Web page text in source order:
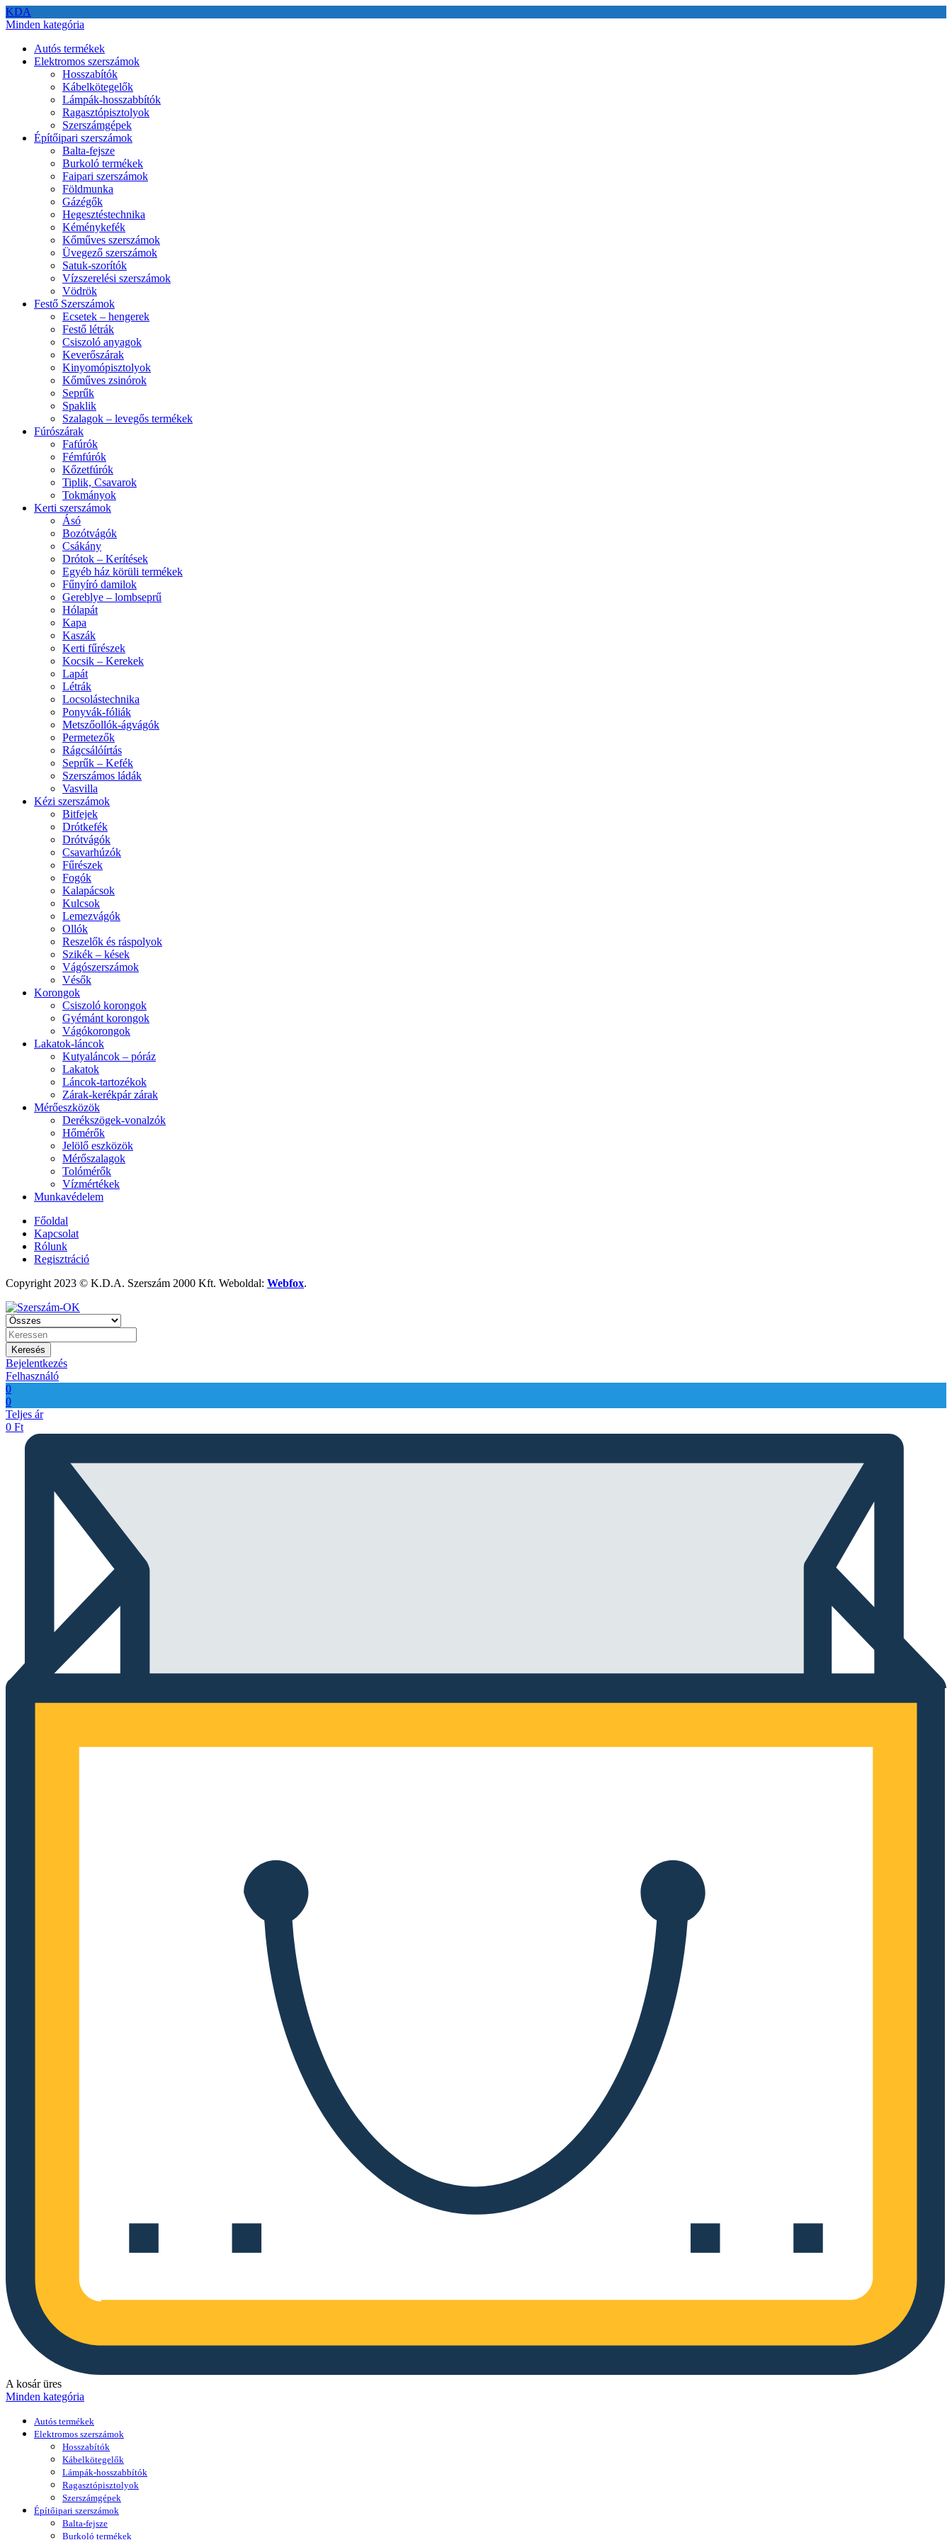
KDA
Minden kategória
Autós termékek
Elektromos szerszámok
Hosszabítók
Kábelkötegelők
Lámpák-hosszabbítók
Ragasztópisztolyok
Szerszámgépek
Építőipari szerszámok
Balta-fejsze
Burkoló termékek
Faipari szerszámok
Földmunka
Gázégők
Hegesztéstechnika
Kéménykefék
Kőműves szerszámok
Üvegező szerszámok
Satuk-szorítók
Vízszerelési szerszámok
Vödrök
Festő Szerszámok
Ecsetek – hengerek
Festő létrák
Csiszoló anyagok
Keverőszárak
Kinyomópisztolyok
Kőműves zsinórok
Seprűk
Spaklik
Szalagok – levegős termékek
Fúrószárak
Fafúrók
Fémfúrók
Kőzetfúrók
Tiplik, Csavarok
Tokmányok
Kerti szerszámok
Ásó
Bozótvágók
Csákány
Drótok – Kerítések
Egyéb ház körüli termékek
Fűnyíró damilok
Gereblye – lombseprű
Hólapát
Kapa
Kaszák
Kerti fűrészek
Kocsik – Kerekek
Lapát
Létrák
Locsolástechnika
Ponyvák-fóliák
Metszőollók-ágvágók
Permetezők
Rágcsálóírtás
Seprűk – Kefék
Szerszámos ládák
Vasvilla
Kézi szerszámok
Bitfejek
Drótkefék
Drótvágók
Csavarhúzók
Fűrészek
Fogók
Kalapácsok
Kulcsok
Lemezvágók
Ollók
Reszelők és ráspolyok
Szikék – kések
Vágószerszámok
Vésők
Korongok
Csiszoló korongok
Gyémánt korongok
Vágókorongok
Lakatok-láncok
Kutyaláncok – póráz
Lakatok
Láncok-tartozékok
Zárak-kerékpár zárak
Mérőeszközök
Derékszögek-vonalzók
Hőmérők
Jelölő eszközök
Mérőszalagok
Tolómérők
Vízmértékek
Munkavédelem
Főoldal
Kapcsolat
Rólunk
Regisztráció
Copyright 2023 © K.D.A. Szerszám 2000 Kft. Weboldal: Webfox.
Keresés
Bejelentkezés
Felhasználó
0
0
Teljes ár
0 Ft
A kosár üres
Minden kategória
Autós termékek
Elektromos szerszámok
Hosszabítók
Kábelkötegelők
Lámpák-hosszabbítók
Ragasztópisztolyok
Szerszámgépek
Építőipari szerszámok
Balta-fejsze
Burkoló termékek